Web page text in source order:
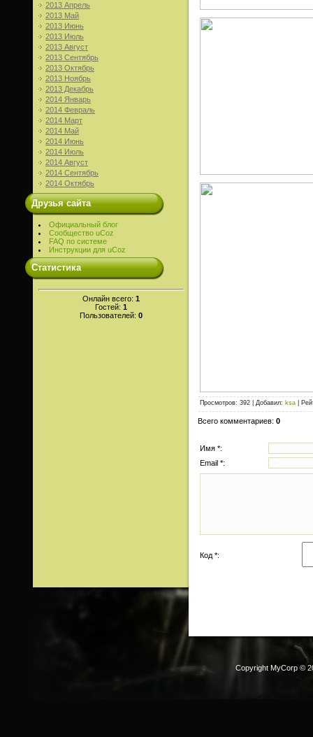
2013 Апрель
2013 Май
2013 Июнь
2013 Июль
2013 Август
2013 Сентябрь
2013 Октябрь
2013 Ноябрь
2013 Декабрь
2014 Январь
2014 Февраль
2014 Март
2014 Май
2014 Июнь
2014 Июль
2014 Август
2014 Сентябрь
2014 Октябрь
Друзья сайта
Официальный блог
Сообщество uCoz
FAQ по системе
Инструкции для uCoz
Статистика
Онлайн всего: 1
Гостей: 1
Пользователей: 0
Просмотров: 392 | Добавил: ksa
Всего комментариев: 0
Имя *:
Email *:
Код *:
Copyright MyCorp ©